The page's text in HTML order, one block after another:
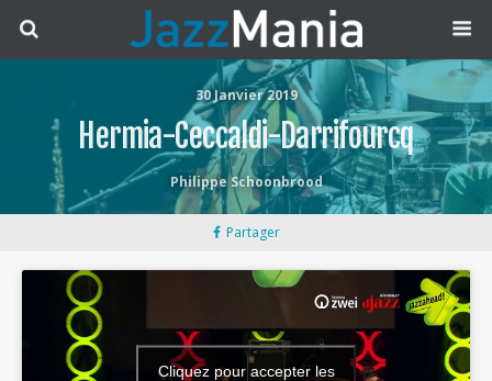
30 Janvier 2019
Hermia-Ceccaldi-Darrifourcq
Philippe Schoonbrood
Partager
Cliquez pour accepter les